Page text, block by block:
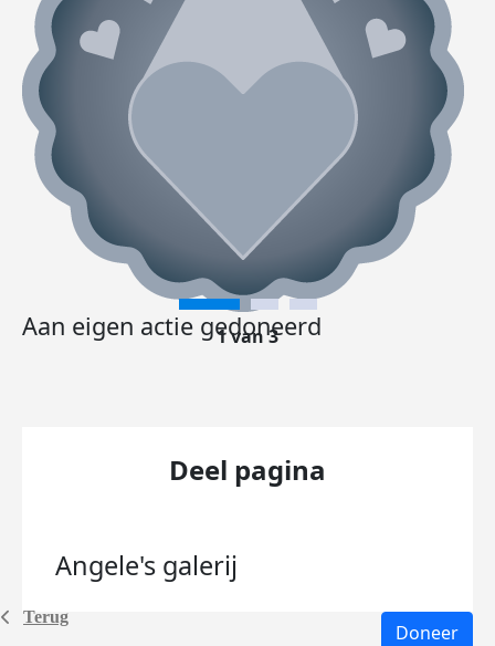
Terug
Aan eigen actie gedoneerd
1 van 3
Deel pagina
Angele's galerij
Doneer